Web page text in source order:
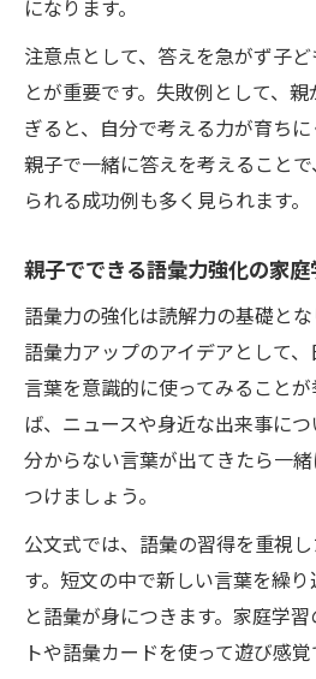
になります。
注意点として、答えを急がず子
とが重要です。失敗例として、
ぎると、自分で考える力が育ちに
親子で一緒に答えを考えること
られる成功例も多く見られます。
親子でできる語彙力強化の家
語彙力の強化は読解力の基礎と
語彙力アップのアイデアとして
言葉を意識的に使ってみること
ば、ニュースや身近な出来事につ
分からない言葉が出てきたら一
つけましょう。
公文式では、語彙の習得を重視
す。短文の中で新しい言葉を繰
と語彙が身につきます。家庭学
トや語彙カードを使って遊び感